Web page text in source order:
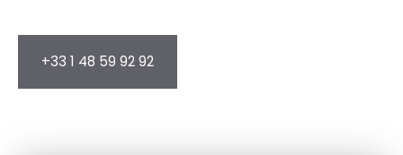
+33 1 48 59 92 92